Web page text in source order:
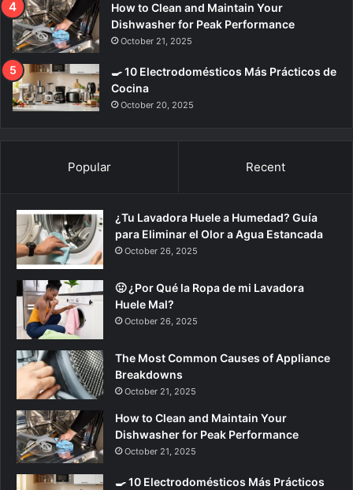
How to Clean and Maintain Your
Dishwasher for Peak Performance
October 21, 2025
🍳 10 Electrodomésticos Más Prácticos de
Cocina
October 20, 2025
Popular Recent
¿Tu Lavadora Huele a Humedad? Guía
para Eliminar el Olor a Agua Estancada
October 26, 2025
🤢 ¿Por Qué la Ropa de mi Lavadora
Huele Mal?
October 26, 2025
The Most Common Causes of Appliance
Breakdowns
October 21, 2025
How to Clean and Maintain Your
Dishwasher for Peak Performance
October 21, 2025
🍳 10 Electrodomésticos Más Prácticos